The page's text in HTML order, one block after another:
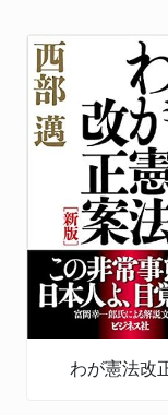
わが憲法改